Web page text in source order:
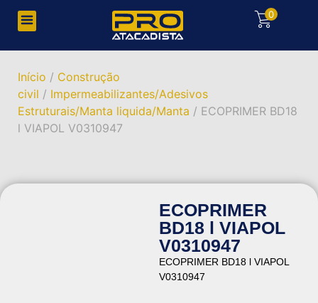
0
Início / Construção
civil / Impermeabilizantes/Adesivos
Estruturais/Manta liquida/Manta / ECOPRIMER BD18
l VIAPOL V0310947
ECOPRIMER
BD18 l VIAPOL
V0310947
ECOPRIMER BD18 l VIAPOL
V0310947